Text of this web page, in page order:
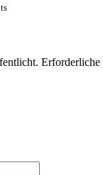
Erforderliche